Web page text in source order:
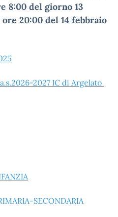
8:00 del giorno 13
20:00 del 14 febbraio
2027 IC di Argelato
SECONDARIA